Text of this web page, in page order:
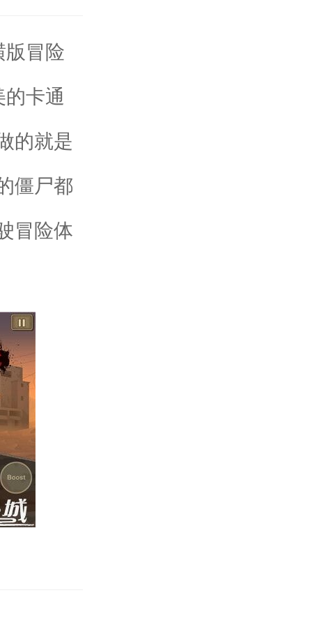
版冒险
卡通
的就是
僵尸都
冒险体